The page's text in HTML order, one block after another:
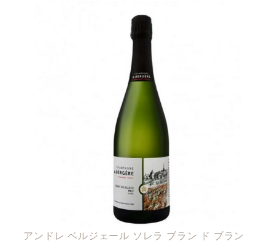
アンドレ ベルジェール ソレラ ブラン ド ブラン